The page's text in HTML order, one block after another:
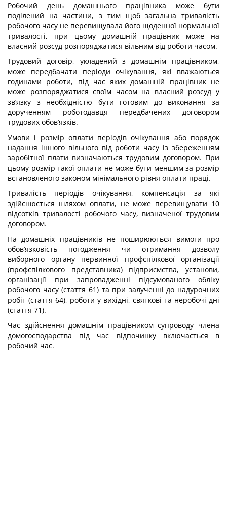
Робочий день домашнього працівника може бути
поділений на частини, з тим щоб загальна тривалість
робочого часу не перевищувала його щоденної нормальної
тривалості, при цьому домашній працівник може на
власний розсуд розпоряджатися вільним від роботи часом.
Трудовий договір, укладений з домашнім працівником,
може передбачати періоди очікування, які вважаються
годинами роботи, під час яких домашній працівник не
може розпоряджатися своїм часом на власний розсуд у
зв’язку з необхідністю бути готовим до виконання за
дорученням роботодавця передбачених договором
трудових обов’язків.
Умови і розмір оплати періодів очікування або порядок
надання іншого вільного від роботи часу із збереженням
заробітної плати визначаються трудовим договором. При
цьому розмір такої оплати не може бути меншим за розмір
встановленого законом мінімального рівня оплати праці.
Тривалість періодів очікування, компенсація за які
здійснюється шляхом оплати, не може перевищувати 10
відсотків тривалості робочого часу, визначеної трудовим
договором.
На домашніх працівників не поширюються вимоги про
обов’язковість погодження чи отримання дозволу
виборного органу первинної профспілкової організації
(профспілкового представника) підприємства, установи,
організації при запровадженні підсумованого обліку
робочого часу (стаття 61) та при залученні до надурочних
робіт (стаття 64), роботи у вихідні, святкові та неробочі дні
(стаття 71).
Час здійснення домашнім працівником супроводу члена
домогосподарства під час відпочинку включається в
робочий час.